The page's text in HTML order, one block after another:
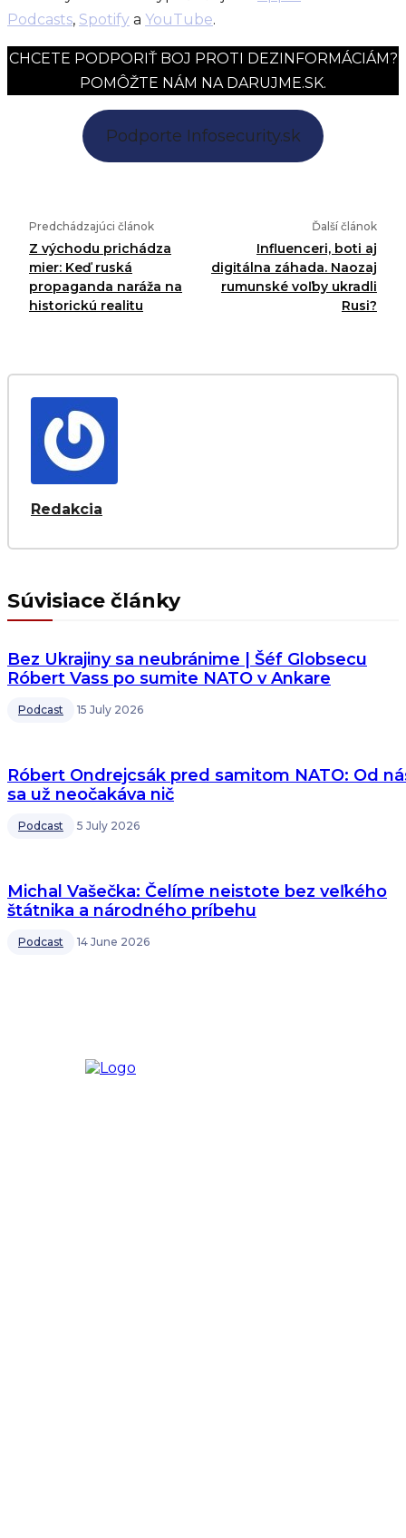
Podcasts, Spotify a YouTube.
CHCETE PODPORIŤ BOJ PROTI DEZINFORMÁCIÁM?
POMÔŽTE NÁM NA DARUJME.SK.
Podporte Infosecurity.sk
Predchádzajúci článok
Z východu prichádza
mier: Keď ruská
propaganda naráža na
historickú realitu
Ďalší článok
Influenceri, boti aj
digitálna záhada. Naozaj
rumunské voľby ukradli
Rusi?
Redakcia
Súvisiace články
Bez Ukrajiny sa neubránime | Šéf Globsecu
Róbert Vass po sumite NATO v Ankare
Podcast 15 July 2026
Róbert Ondrejcsák pred samitom NATO: Od
sa už neočakáva nič
Podcast 5 July 2026
Michal Vašečka: Čelíme neistote bez veľkého
štátnika a národného príbehu
Podcast 14 June 2026